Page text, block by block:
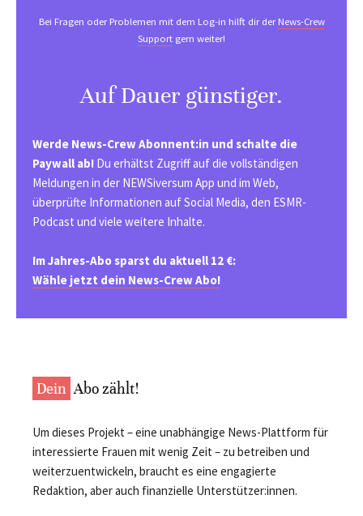
Bei Fragen oder Problemen mit dem Log-in hilft dir derNews-Crew
Support gern weiter!
Auf Dauer günstiger.
Werde News-Crew Abonnent:in und schalte die
Paywall ab! Du erhältst Zugriff auf die vollständigen
Meldungen in der NEWSiversum App und im Web,
überprüfte Informationen auf Social Media, den ESMR-
Podcast und viele weitere Inhalte.
Im Jahres-Abo sparst du aktuell 12 €:
Wähle jetzt dein News-Crew Abo!
Dein Abo zählt!
Um dieses Projekt – eine unabhängige News-Plattform für
interessierte Frauen mit wenig Zeit – zu betreiben und
weiterzuentwickeln, braucht es eine engagierte
Redaktion, aber auch finanzielle Unterstützer:innen.